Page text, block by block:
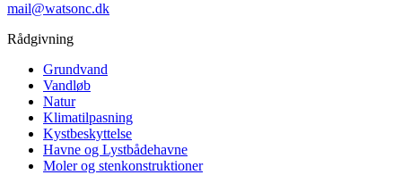
mail@watsonc.dk
Rådgivning
Grundvand
Vandløb
Natur
Klimatilpasning
Kystbeskyttelse
Havne og Lystbådehavne
Moler og stenkonstruktioner